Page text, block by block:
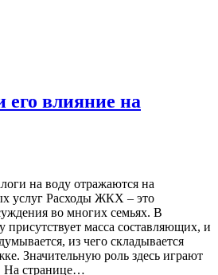
влияние на
на воду отражаются на
услуг Расходы ЖКХ – это
во многих семьях. В
присутствует масса составляющих, и
из чего складывается
Значительную роль здесь играют
На странице…